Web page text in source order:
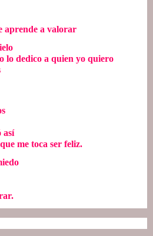
aprende a valorar
lo dedico a quien yo quiero
así
me toca ser feliz.